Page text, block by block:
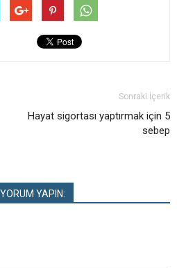
Sonraki İçerik
Hayat sigortası yaptırmak için 5
sebep
YAPIN: